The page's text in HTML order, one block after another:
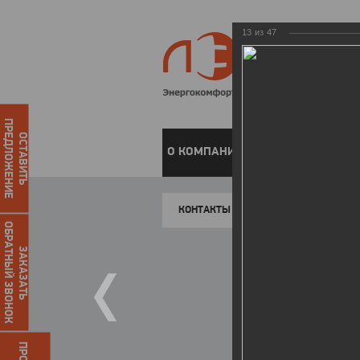
О КОМПАНИИ
КОНТАКТЫ
ОСТАВИТЬ
ПРЕДЛОЖЕНИЕ
ЗАКАЗАТЬ
ОБРАТНЫЙ ЗВОНОК
13 из 47